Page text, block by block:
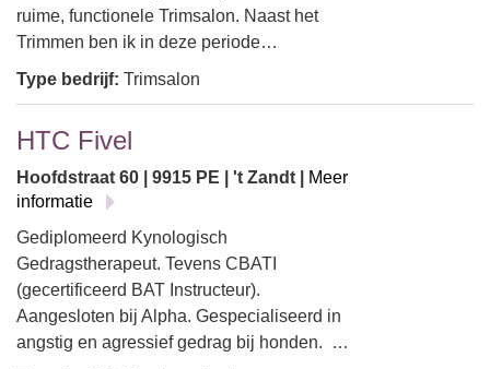
ruime, functionele Trimsalon. Naast het
Trimmen ben ik in deze periode…
Type bedrijf: Trimsalon
HTC Fivel
Hoofdstraat 60 | 9915 PE | 't Zandt |
Meer
informatie
Gediplomeerd Kynologisch
Gedragstherapeut. Tevens CBATI
(gecertificeerd BAT Instructeur).
Aangesloten bij Alpha. Gespecialiseerd in
angstig en agressief gedrag bij honden. …